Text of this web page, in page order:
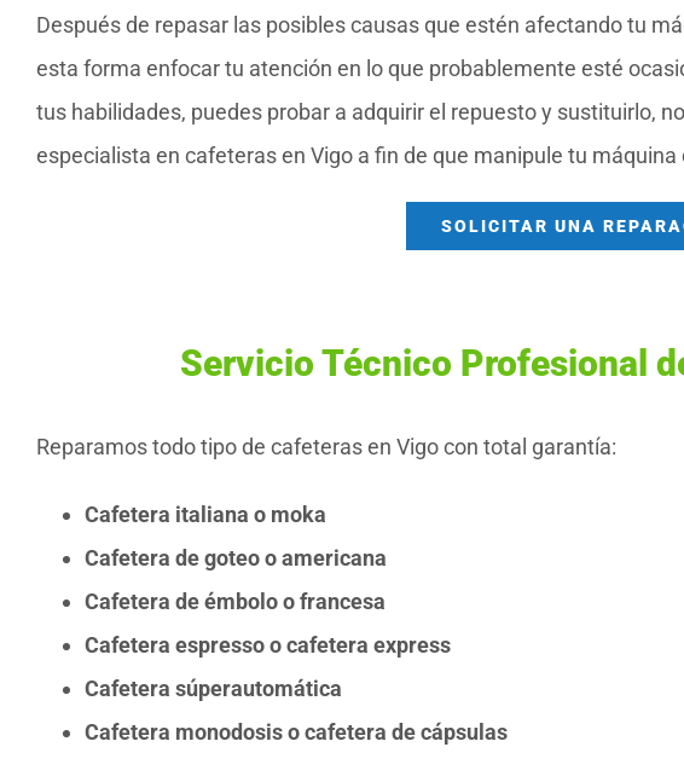
Después de repasar las posibles causas que estén afectando tu
esta forma enfocar tu atención en lo que probablemente esté
tus habilidades, puedes probar a adquirir el repuesto y sustituirlo,
especialista en cafeteras en Vigo a fin de que manipule tu
SOLICITAR UNA
Servicio Técnico Profesional
Reparamos todo tipo de cafeteras en Vigo con total garantía:
Cafetera italiana o moka
Cafetera de goteo o americana
Cafetera de émbolo o francesa
Cafetera espresso o cafetera express
Cafetera súperautomática
Cafetera monodosis o cafetera de cápsulas